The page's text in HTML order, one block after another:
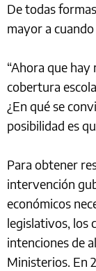
De todas
mayor a
“Ahora que
cobertura
¿En qué se
posibilidad es
Para obtener
intervención
económicos
legislativos, los
intenciones de
Ministerios. En